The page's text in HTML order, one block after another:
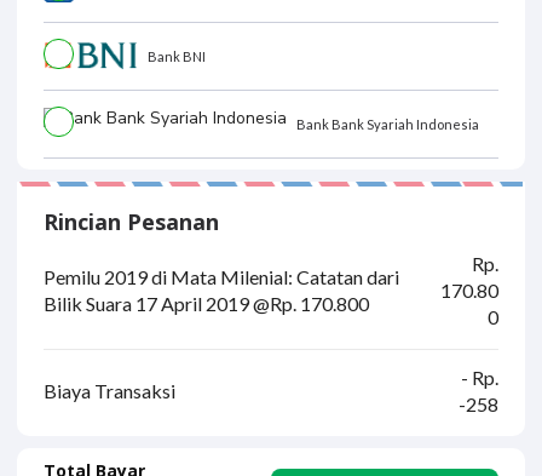
Bank BNI
Bank Bank Syariah Indonesia
Rincian Pesanan
Pemilu 2019 di Mata Milenial: Catatan dari
Bilik Suara 17 April 2019 @Rp. 170.800
Rp.
170.80
0
Biaya Transaksi
- Rp.
-258
Total Bayar